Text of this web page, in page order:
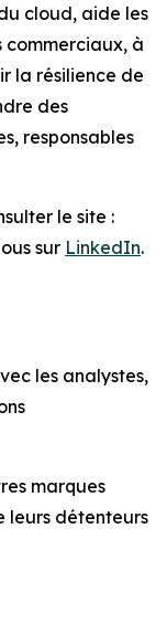
cloud, aide les
à
la résilience de
des
responsables
le site :
sur LinkedIn.
les analystes,
marques
leurs détenteurs